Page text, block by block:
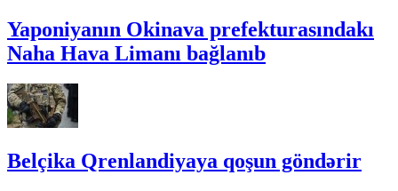
Yaponiyanın Okinava prefekturasındakı
Naha Hava Limanı bağlanıb
Belçika Qrenlandiyaya qoşun göndərir